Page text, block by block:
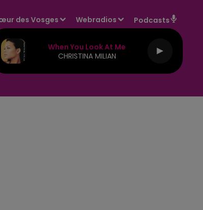
des Vosges Webradios Podcasts
When You Look At Me
CHRISTINA MILIAN